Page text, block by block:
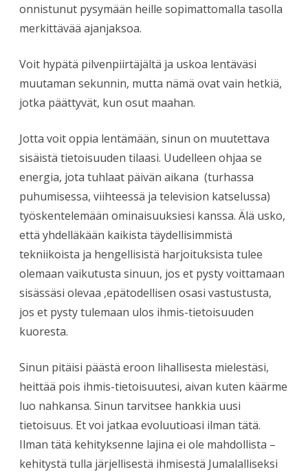
onnistunut pysymään heille sopimattomalla tasolla
merkittävää ajanjaksoa.
Voit hypätä pilvenpiirtäjältä ja uskoa lentäväsi
muutaman sekunnin, mutta nämä ovat vain hetkiä,
jotka päättyvät, kun osut maahan.
Jotta voit oppia lentämään, sinun on muutettava
sisäistä tietoisuuden tilaasi. Uudelleen ohjaa se
energia, jota tuhlaat päivän aikana (turhassa
puhumisessa, viihteessä ja television katselussa)
työskentelemään ominaisuuksiesi kanssa. Älä usko,
että yhdelläkään kaikista täydellisimmistä
tekniikoista ja hengellisistä harjoituksista tulee
olemaan vaikutusta sinuun, jos et pysty voittamaan
sisässäsi olevaa ,epätodellisen osasi vastustusta,
jos et pysty tulemaan ulos ihmis-tietoisuuden
kuoresta.
Sinun pitäisi päästä eroon lihallisesta mielestäsi,
heittää pois ihmis-tietoisuutesi, aivan kuten käärme
luo nahkansa. Sinun tarvitsee hankkia uusi
tietoisuus. Et voi jatkaa evoluutioasi ilman tätä.
Ilman tätä kehityksenne lajina ei ole mahdollista –
kehitystä tulla järjellisestä ihmisestä Jumalalliseksi